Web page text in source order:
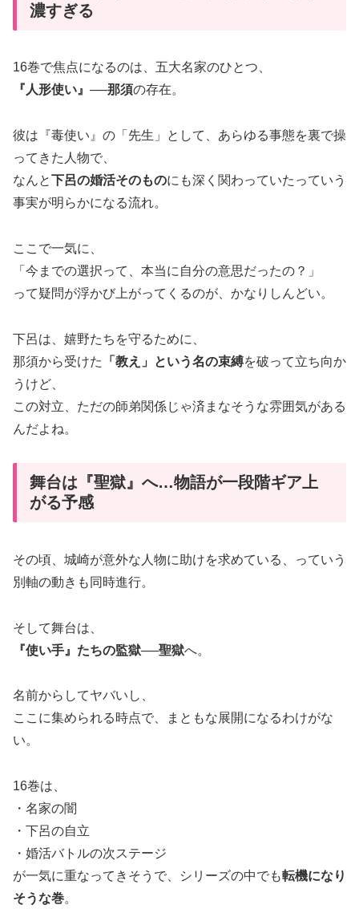
濃すぎる
16巻で焦点になるのは、五大名家のひとつ、
『人形使い』──那須の存在。
彼は『毒使い』の「先生」として、あらゆる事態を裏で操
ってきた人物で、
なんと下呂の婚活そのものにも深く関わっていたっていう
事実が明らかになる流れ。
ここで一気に、
「今までの選択って、本当に自分の意思だったの？」
って疑問が浮かび上がってくるのが、かなりしんどい。
下呂は、嬉野たちを守るために、
那須から受けた
「教え」という名の束縛を破って立ち向か
うけど、
この対立、ただの師弟関係じゃ済まなそうな雰囲気がある
んだよね。
舞台は『聖獄』へ…物語が一段階ギア上
がる予感
その頃、城崎が意外な人物に助けを求めている、っていう
別軸の動きも同時進行。
そして舞台は、
『使い手』たちの監獄──聖獄へ。
名前からしてヤバいし、
ここに集められる時点で、まともな展開になるわけがな
い。
16巻は、
・名家の闇
・下呂の自立
・婚活バトルの次ステージ
が一気に重なってきそうで、シリーズの中でも転機になり
そうな巻。